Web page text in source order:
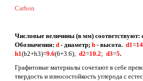
Carbon
Числовые величины (в мм) соответствуют:
Обозначения: d - диаметр; h - высота. d1=14
h1(h2+h3)=9.6(6+3.6); d2=10.2; d3=5.
Графитовые материалы сочетают в себе
твердость и износостойкость углерода с